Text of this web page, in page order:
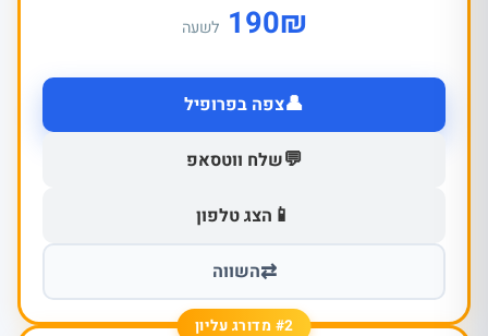
₪
190 לשעה
👤צפה בפרופיל
💬שלח ווטסאפ
📱 הצג טלפון
⇄השווה
#2 מדורג עליון